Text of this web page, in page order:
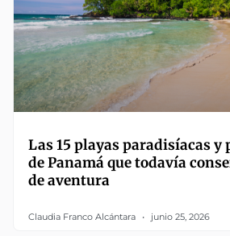
Las 15 playas paradisíacas y
de Panamá que todavía
de aventura
Claudia Franco Alcántara junio 25, 2026